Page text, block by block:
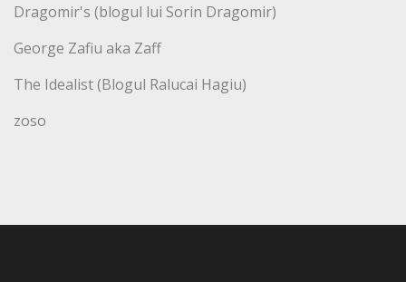
Dragomir's (blogul lui Sorin Dragomir)
George Zafiu aka Zaff
The Idealist (Blogul Ralucai Hagiu)
zoso